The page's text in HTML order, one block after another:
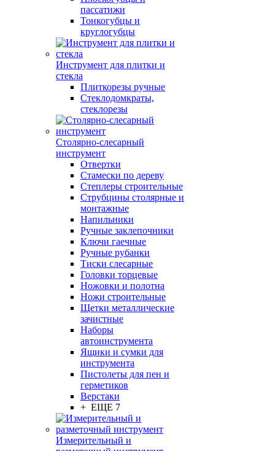
пассатижи
Тонкогубцы и
круглогубцы
Инструмент для плитки и
стекла
Плиткорезы ручные
Стеклодомкраты,
стеклорезы
Столярно-слесарный
инструмент
Отвертки
Стамески по дереву
Степлеры строительные
Струбцины столярные и
монтажные
Напильники
Ручные заклепочники
Ключи гаечные
Ручные рубанки
Тиски слесарные
Головки торцевые
Ножовки и полотна
Ножи строительные
Щетки металлические
зачистные
Наборы
автоинструмента
Ящики и сумки для
инструмента
Пистолеты для пен и
герметиков
Верстаки
+ ЕЩЕ 7
Измерительный и